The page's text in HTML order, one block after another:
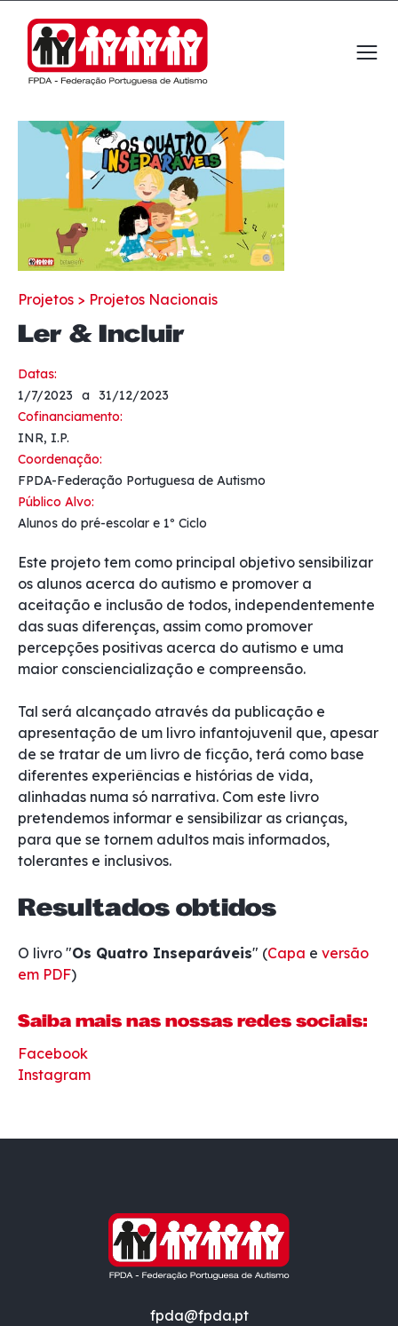
este
inclui
sistema
acessibilidade.
Projetos > Projetos Nacionais
Ler & Incluir
Datas:
1/7/2023
a 31/12/2023
Cofinanciamento:
INR, I.P.
Coordenação:
FPDA-Federação Portuguesa de Autismo
Público Alvo:
Alunos do pré-escolar e 1º Ciclo
Este projeto tem como principal objetivo sensibilizar
os alunos acerca do autismo e promover a
aceitação e inclusão de todos, independentemente
das suas diferenças, assim como promover
percepções positivas acerca do autismo e uma
maior consciencialização e compreensão.
Tal será alcançado através da publicação e
apresentação de um livro infantojuvenil que, apesar
de se tratar de um livro de ficção, terá como base
diferentes experiências e histórias de vida,
alinhadas numa só narrativa. Com este livro
pretendemos informar e sensibilizar as crianças,
para que se tornem adultos mais informados,
tolerantes e inclusivos.
Resultados obtidos
O livro "Os Quatro Inseparáveis" (Capa e versão
em PDF)
Saiba mais nas nossas redes sociais:
Facebook
Instagram
fpda@fpda.pt